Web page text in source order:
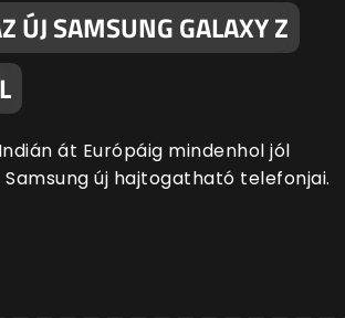
ÚJ SAMSUNG GALAXY Z
át Európáig mindenhol jól
Samsung új hajtogatható telefonjai.